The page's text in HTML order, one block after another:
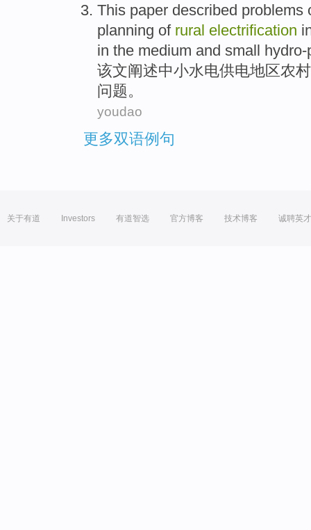
This paper described problems
planning of rural electrification
in the medium and small hydro-
该文阐述中小水电供电地区农村
问题。
youdao
更多双语例句
关于有道 Investors 有道智选 官方博客 技术博客 诚聘英才